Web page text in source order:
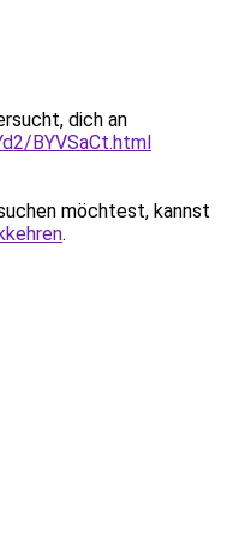
dich an
BYVSaCt.html
möchtest, kannst
.